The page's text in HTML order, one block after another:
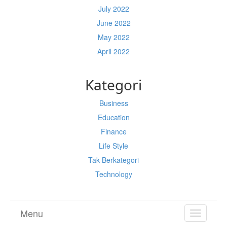
July 2022
June 2022
May 2022
April 2022
Kategori
Business
Education
Finance
Life Style
Tak Berkategori
Technology
TOGGLE
Menu